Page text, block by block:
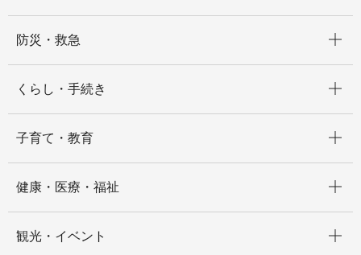
防災・救急
くらし・手続き
子育て・教育
健康・医療・福祉
観光・イベント